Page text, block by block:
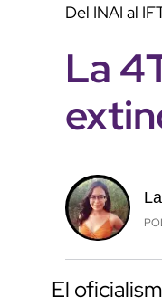
Del INAI al
La
El